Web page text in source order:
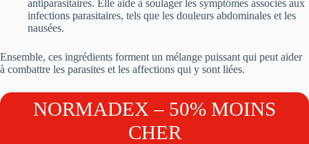
antiparasitaires. Elle aide à soulager les symptômes associés aux
infections parasitaires, tels que les douleurs abdominales et les
nausées.
Ensemble, ces ingrédients forment un mélange puissant qui peut aider
à combattre les parasites et les affections qui y sont liées.
NORMADEX – 50% MOINS
CHER